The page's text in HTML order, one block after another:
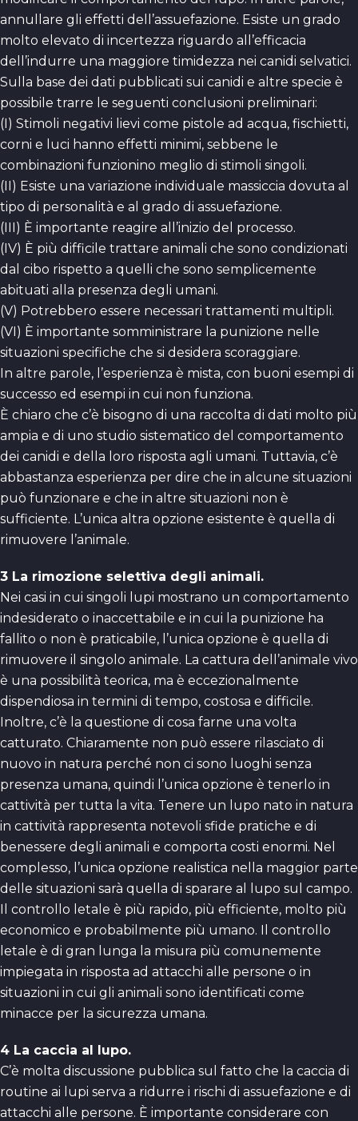
annullare gli effetti dell’assuefazione. Esiste un grado
molto elevato di incertezza riguardo all’efficacia
dell’indurre una maggiore timidezza nei canidi selvatici.
Sulla base dei dati pubblicati sui canidi e altre specie è
possibile trarre le seguenti conclusioni preliminari:
(I) Stimoli negativi lievi come pistole ad acqua, fischietti,
corni e luci hanno effetti minimi, sebbene le
combinazioni funzionino meglio di stimoli singoli.
(II) Esiste una variazione individuale massiccia dovuta al
tipo di personalità e al grado di assuefazione.
(III) È importante reagire all’inizio del processo.
(IV) È più difficile trattare animali che sono condizionati
dal cibo rispetto a quelli che sono semplicemente
abituati alla presenza degli umani.
(V) Potrebbero essere necessari trattamenti multipli.
(VI) È importante somministrare la punizione nelle
situazioni specifiche che si desidera scoraggiare.
In altre parole, l’esperienza è mista, con buoni esempi di
successo ed esempi in cui non funziona.
È chiaro che c’è bisogno di una raccolta di dati molto più
ampia e di uno studio sistematico del comportamento
dei canidi e della loro risposta agli umani. Tuttavia, c’è
abbastanza esperienza per dire che in alcune situazioni
può funzionare e che in altre situazioni non è
sufficiente. L’unica altra opzione esistente è quella di
rimuovere l’animale.
3 La rimozione selettiva degli animali.
Nei casi in cui singoli lupi mostrano un comportamento
indesiderato o inaccettabile e in cui la punizione ha
fallito o non è praticabile, l’unica opzione è quella di
rimuovere il singolo animale. La cattura dell’animale vivo
è una possibilità teorica, ma è eccezionalmente
dispendiosa in termini di tempo, costosa e difficile.
Inoltre, c’è la questione di cosa farne una volta
catturato. Chiaramente non può essere rilasciato di
nuovo in natura perché non ci sono luoghi senza
presenza umana, quindi l’unica opzione è tenerlo in
cattività per tutta la vita. Tenere un lupo nato in natura
in cattività rappresenta notevoli sfide pratiche e di
benessere degli animali e comporta costi enormi. Nel
complesso, l’unica opzione realistica nella maggior parte
delle situazioni sarà quella di sparare al lupo sul campo.
Il controllo letale è più rapido, più efficiente, molto più
economico e probabilmente più umano. Il controllo
letale è di gran lunga la misura più comunemente
impiegata in risposta ad attacchi alle persone o in
situazioni in cui gli animali sono identificati come
minacce per la sicurezza umana.
4 La caccia al lupo.
C’è molta discussione pubblica sul fatto che la caccia di
routine ai lupi serva a ridurre i rischi di assuefazione e di
attacchi alle persone. È importante considerare con